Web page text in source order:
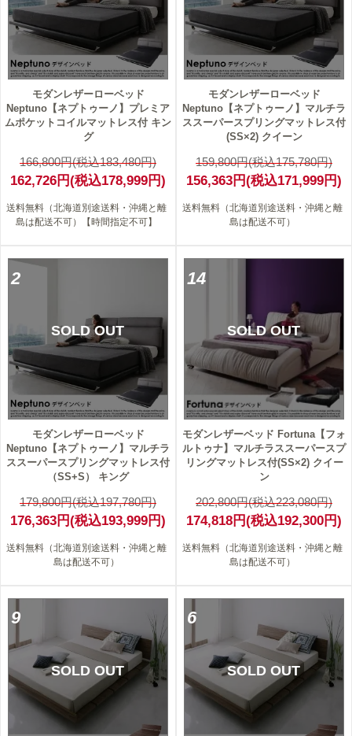
モダンレザーローベッド
Neptuno【ネプトゥーノ】プレミア
ムポケットコイルマットレス付 キン
グ
166,800円(税込183,480円)
162,726円(税込178,999円)
送料無料（北海道別途送料・沖縄と離
島は配送不可）【時間指定不可】
モダンレザーローベッド
Neptuno【ネプトゥーノ】マルチラ
ススーパースプリングマットレス付
(SS×2) クイーン
159,800円(税込175,780円)
156,363円(税込171,999円)
送料無料（北海道別途送料・沖縄と離
島は配送不可）
2
SOLD OUT
モダンレザーローベッド
Neptuno【ネプトゥーノ】マルチラ
ススーパースプリングマットレス付
（SS+S） キング
179,800円(税込197,780円)
176,363円(税込193,999円)
送料無料（北海道別途送料・沖縄と離
島は配送不可）
14
SOLD OUT
モダンレザーベッド Fortuna【フォ
ルトゥナ】マルチラススーパースプ
リングマットレス付(SS×2) クイー
ン
202,800円(税込223,080円)
174,818円(税込192,300円)
送料無料（北海道別途送料・沖縄と離
島は配送不可）
9
SOLD OUT
6
SOLD OUT